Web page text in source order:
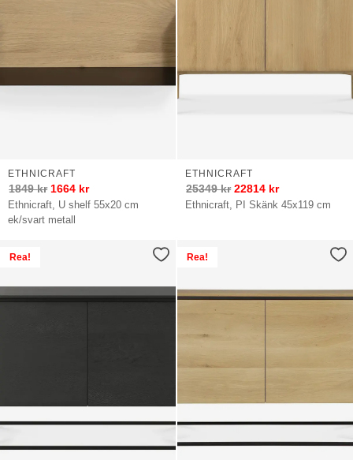
Ethnicraft, U shelf 55x20 cm
ek/svart metall
ETHNICRAFT
1849kr 1664 kr
Ethnicraft, PI Skänk 45x119 cm
ETHNICRAFT
25349kr 22814 kr
Rea! Rea!